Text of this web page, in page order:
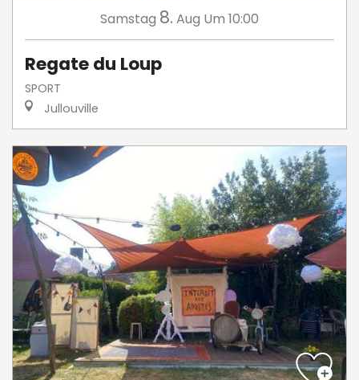
Samstag 8. Aug Um 10:00
Regate du Loup
SPORT
Jullouville